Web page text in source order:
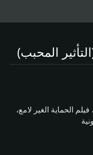
المحبب)
الحماية الغير لامع،